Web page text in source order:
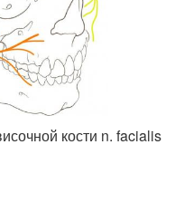
кости n. facialis